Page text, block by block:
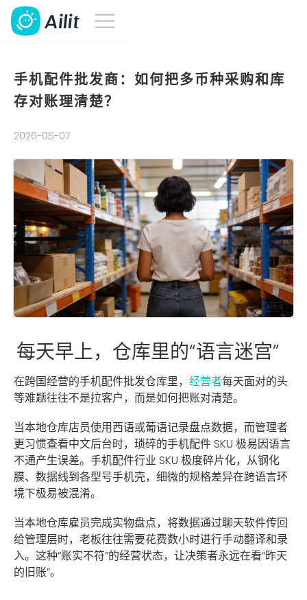
手机配件批发商：如何把多币种采购和库
存对账理清楚？
2026-05-07
每天早上，仓库里的“语言迷宫”
在跨国经营的手机配件批发仓库里， 经营者每天面对的头
等难题往往不是拉客户，而是如何把账对清楚。
当本地仓库店员使用西语或葡语记录盘点数据，而管理者
更习惯查看中文后台时，琐碎的手机配件 SKU 极易因语言
不通产生误差。手机配件行业 SKU 极度碎片化，从钢化
膜、数据线到各型号手机壳，细微的规格差异在跨语言环
境下极易被混淆。
当本地仓库雇员完成实物盘点，将数据通过聊天软件传回
给管理层时，老板往往需要花费数小时进行手动翻译和录
入。这种“账实不符”的经营状态，让决策者永远在看“昨天
的旧账”。